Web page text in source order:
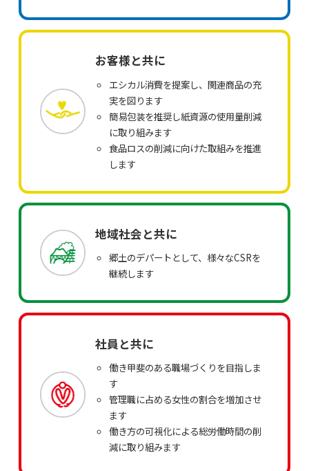
お客様と共に
エシカル消費を提案し、関連商品の充
実を図ります
簡易包装を推奨し紙資源の使用量削減
に取り組みます
食品ロスの削減に向けた取組みを推進
します
地域社会と共に
郷土のデパートとして、様々なCSRを
継続します
社員と共に
働き甲斐のある職場づくりを目指しま
す
管理職に占める女性の割合を増加させ
ます
働き方の可視化による総労働時間の削
減に取り組みます